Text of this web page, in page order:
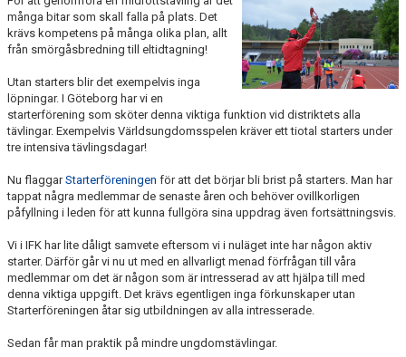
LEDARE/UTBILDNING
FUNKTIONÄR
BILDGALLERI
många bitar som skall falla på plats. Det
krävs kompetens på många olika plan, allt
från smörgåsbredning till eltidtagning!
Utan starters blir det exempelvis inga
löpningar. I Göteborg har vi en
starterförening som sköter denna viktiga funktion vid distriktets alla
tävlingar. Exempelvis Världsungdomsspelen kräver ett tiotal starters under
tre intensiva tävlingsdagar!
Nu flaggarStarterföreningen för att det börjar bli brist på starters. Man har
tappat några medlemmar de senaste åren och behöver ovillkorligen
påfyllning i leden för att kunna fullgöra sina uppdrag även fortsättningsvis.
Vi i IFK har lite dåligt samvete eftersom vi i nuläget inte har någon aktiv
starter. Därför går vi nu ut med en allvarligt menad förfrågan till våra
medlemmar om det är någon som är intresserad av att hjälpa till med
denna viktiga uppgift. Det krävs egentligen inga förkunskaper utan
Starterföreningen åtar sig utbildningen av alla intresserade.
Sedan får man praktik på mindre ungdomstävlingar.